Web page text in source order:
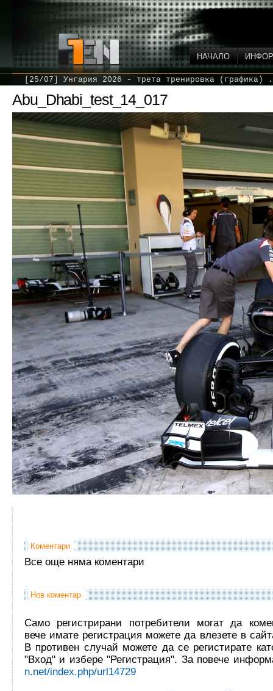
НАЧАЛО
[25/07] Унгария 2026 - трета тренировка
Abu_Dhabi_test_14_017
Коментари
Все още няма коментари
Нов коментар
Само регистрирани потребители могат да
вече имате регистрация можете да влезете в
В противен случай можете да се регистирате
"Вход" и избере "Регистрация". За повече
n.net/index.php/url14729